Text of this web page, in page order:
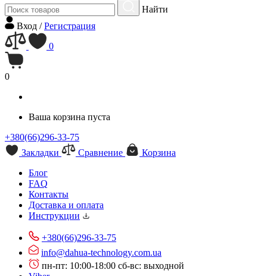
Найти
Вход /Регистрация
0
0
Ваша корзина пуста
+380(66)296-33-75
Закладки
Сравнение
Корзина
Блог
FAQ
Контакты
Доставка и оплата
Инструкции
+380(66)296-33-75
info@dahua-technology.com.ua
пн-пт: 10:00-18:00 сб-вс: выходной